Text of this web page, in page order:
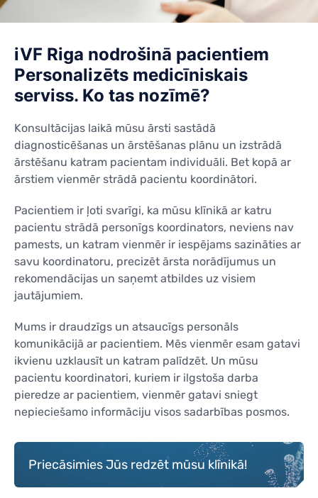
KONTAKTI
iVF Riga nodrošinā pacientiem
Personalizēts medicīniskais
serviss. Ko tas nozīmē?
Konsultācijas laikā mūsu ārsti sastādā
diagnosticēšanas un ārstēšanas plānu un izstrādā
ārstēšanu katram pacientam individuāli. Bet kopā ar
ārstiem vienmēr strādā pacientu koordinātori.
Pacientiem ir ļoti svarīgi, ka mūsu klīnikā ar katru
pacientu strādā personīgs koordinators, neviens nav
pamests, un katram vienmēr ir iespējams sazināties ar
savu koordinatoru, precizēt ārsta norādījumus un
rekomendācijas un saņemt atbildes uz visiem
jautājumiem.
Mums ir draudzīgs un atsaucīgs personāls
komunikācijā ar pacientiem. Mēs vienmēr esam gatavi
ikvienu uzklausīt un katram palīdzēt. Un mūsu
pacientu koordinatori, kuriem ir ilgstoša darba
pieredze ar pacientiem, vienmēr gatavi sniegt
nepieciešamo informāciju visos sadarbības posmos.
Priecāsimies Jūs redzēt mūsu klīnikā!